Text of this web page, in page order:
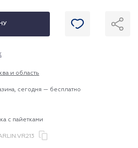
и область
сегодня — бесплатно
с пайетками